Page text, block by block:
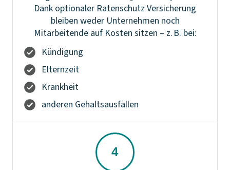
Dank optionaler Ratenschutz Versicherung
bleiben weder Unternehmen noch
Mitarbeitende auf Kosten sitzen – z. B. bei:
Kündigung
Elternzeit
Krankheit
anderen Gehaltsausfällen